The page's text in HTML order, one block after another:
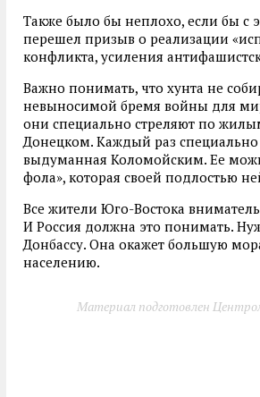
Также было бы неплохо, если бы с
перешел призыв о реализации
конфликта, усиления
Важно понимать, что хунта не
невыносимой бремя войны для
они специально стреляют по
Донецком. Каждый раз
выдуманная Коломойским. Ее
фола», которая своей подлостью
Все жители Юго-Востока
И Россия должна это понимать.
Донбассу. Она окажет большую
населению.
Материал подготовлен